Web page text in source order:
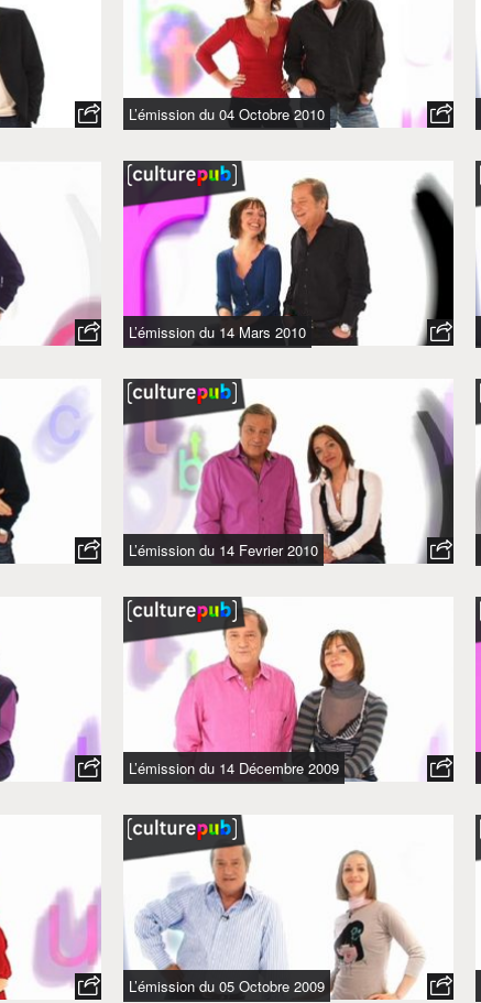
L’émission du 04 Octobre 2010
L’émission du 14 Mars 2010
L’émission du 14 Fevrier 2010
L’émission du 14 Décembre 2009
L’émission du 05 Octobre 2009